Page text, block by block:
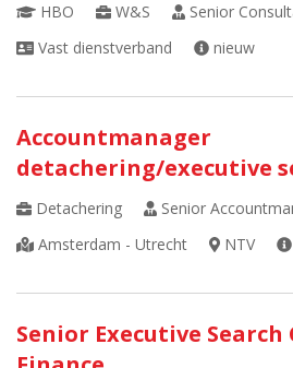
HBO W&S Senior
Vast dienstverband
nieuw
Accountmanager
detachering/executive
Detachering
Senior
Amsterdam - Utrecht
NTV
Senior Executive